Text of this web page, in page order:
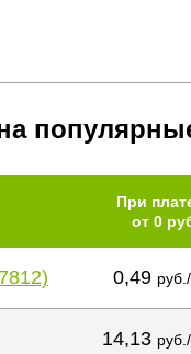
При
от 0
0,49
14,13